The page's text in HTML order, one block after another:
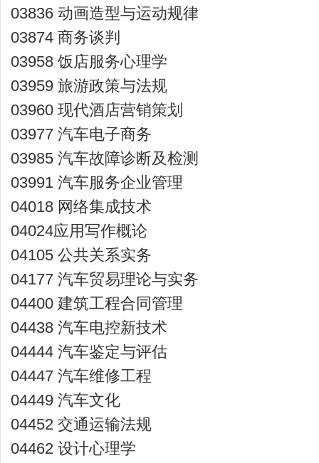
03836 动画造型与运动规律
03874 商务谈判
03958 饭店服务心理学
03959 旅游政策与法规
03960 现代酒店营销策划
03977 汽车电子商务
03985 汽车故障诊断及检测
03991 汽车服务企业管理
04018 网络集成技术
04024应用写作概论
04105 公共关系实务
04177 汽车贸易理论与实务
04400 建筑工程合同管理
04438 汽车电控新技术
04444 汽车鉴定与评估
04447 汽车维修工程
04449 汽车文化
04452 交通运输法规
04462 设计心理学